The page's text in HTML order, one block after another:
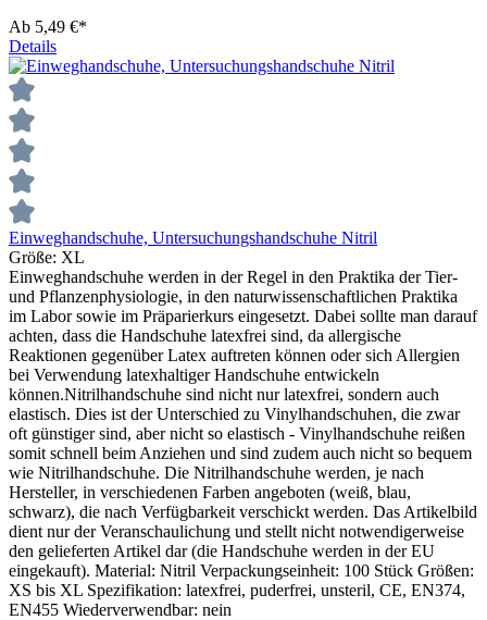
Ab 5,49 €*
Details
Einweghandschuhe, Untersuchungshandschuhe Nitril
Größe: XL
Einweghandschuhe werden in der Regel in den Praktika der Tier-
und Pflanzenphysiologie, in den naturwissenschaftlichen Praktika
im Labor sowie im Präparierkurs eingesetzt. Dabei sollte man darauf
achten, dass die Handschuhe latexfrei sind, da allergische
Reaktionen gegenüber Latex auftreten können oder sich Allergien
bei Verwendung latexhaltiger Handschuhe entwickeln
können.Nitrilhandschuhe sind nicht nur latexfrei, sondern auch
elastisch. Dies ist der Unterschied zu Vinylhandschuhen, die zwar
oft günstiger sind, aber nicht so elastisch - Vinylhandschuhe reißen
somit schnell beim Anziehen und sind zudem auch nicht so bequem
wie Nitrilhandschuhe. Die Nitrilhandschuhe werden, je nach
Hersteller, in verschiedenen Farben angeboten (weiß, blau,
schwarz), die nach Verfügbarkeit verschickt werden. Das Artikelbild
dient nur der Veranschaulichung und stellt nicht notwendigerweise
den gelieferten Artikel dar (die Handschuhe werden in der EU
eingekauft). Material: Nitril Verpackungseinheit: 100 Stück Größen:
XS bis XL Spezifikation: latexfrei, puderfrei, unsteril, CE, EN374,
EN455 Wiederverwendbar: nein